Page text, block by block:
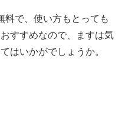
料で、使い方もとっても
すすめなので、ますは気
はいかがでしょうか。